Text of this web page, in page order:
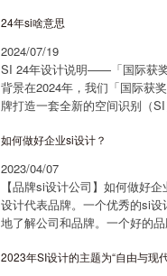
通过SI系统的构建，提升店面的
24年si啥意思
2024/07/19
SI 24年设计说明——「国际获
背景在2024年，我们「国际获
牌打造一套全新的空间识别（
着品牌在新时代的起点上，追求...
如何做好企业si设计？
2023/04/07
【品牌si设计公司】如何做好
设计代表品牌。一个优秀的si
地了解公司和品牌。一个好的
SI设计呢？品牌si设计公司朗健
2023年SI设计​的主题为“自由与现